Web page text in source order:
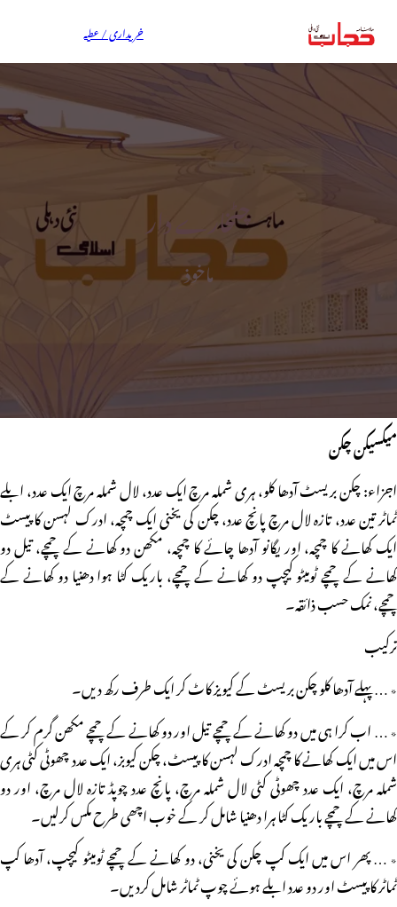
خریداری / عطیہ
چٹخارے دار
ماخوذ
میکسیکن چکن
اجزاء: چکن بریسٹ آدھا کلو، ہری شملہ مرچ ایک عدد، لال شملہ مرچ ایک عدد، ابلے
ٹماٹر تین عدد، تازہ لال مرچ پانچ عدد، چکن کی یخنی ایک چمچہ، ادرک لہسن کا پیسٹ
ایک کھانے کا چمچہ، اور یگانو آدھا چائے کا چمچہ، مکھن دو کھانے کے چمچے، تیل دو
کھانے کے چمچے ٹومیٹو کیچپ دو کھانے کے چمچے، باریک کٹا ہوا دھنیا دو کھانے کے
چمچے، نمک حسب ذائقہ۔
ترکیب
٭ … پہلے آدھا کلو چکن بریسٹ کے کیویز کاٹ کر ایک طرف رکھ دیں۔
٭ … اب کرا ہی میں دو کھانے کے چمچے تیل اور دو کھانے کے چمچے مکھن گرم کر کے
اس میں ایک کھانے کا چمچہ ادرک لہسن کا پیسٹ، چکن کیوبز، ایک عدد چھوٹی کٹی ہری
شملہ مرچ، ایک عدد چھوٹی کٹی لال شملہ مرچ، پانچ عدد چوپڈ تازہ لال مرچ، اور دو
کھانے کے چمچے باریک کٹا ہرا دھنیا شامل کر کے خوب اچھی طرح مکس کرلیں۔
٭ … پھر اس میں ایک کپ چکن کی یخنی، دو کھانے کے چمچے ٹومیٹو کیچپ، آدھا کپ
ٹماٹر کا پیسٹ اور دو عدد ابلے ہوئے چوپ ٹماٹر شامل کردیں۔